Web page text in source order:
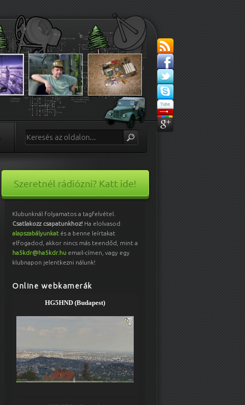
Klubunknál folyamatos a tagfelvétel.
Csatlakozz csapatunkhoz! Ha elolvasod
alapszabályunkat és a benne leírtakat
elfogadod, akkor nincs más teendőd, mint a
ha5kdr@ha5kdr.hu email-címen, vagy egy
klubnapon jelentkezni nálunk!
Online webkamerák